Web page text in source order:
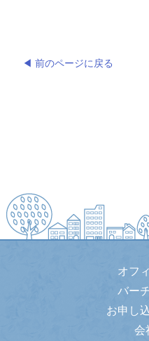
◀ 前のページに戻る
オフ
バー
お申し
会